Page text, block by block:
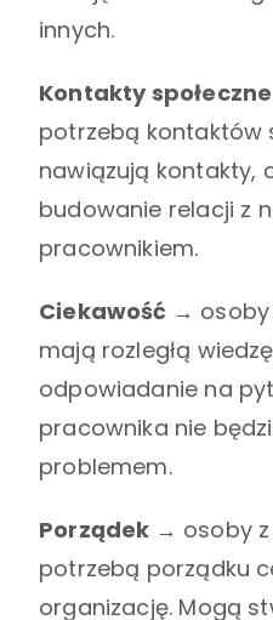
innych.
Kontakty
potrzebą kontaktów
nawiązują kontakty,
budowanie relacji z
pracownikiem.
Ciekawość →
mają rozległą
odpowiadanie na
pracownika nie
problemem.
Porządek → osoby
potrzebą porządku
organizację. Mogą